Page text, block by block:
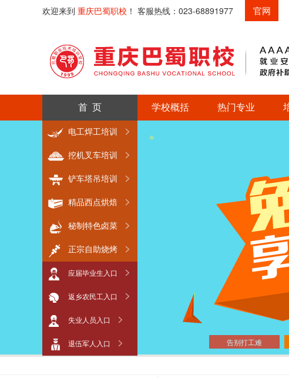
欢迎来到 重庆巴蜀职校 ！ 客服热线：023-68891977 官网
首 页
电工焊工培训
挖机叉车培训
铲车塔吊培训
精品西点烘焙
秘制特色卤菜
正宗自助烧烤
应届毕业生入口
返乡农民工入口
失业人员入口
退伍军人入口
学校概括 热门专业
告别打工难